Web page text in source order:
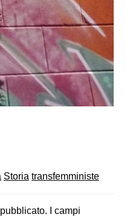
Storia transfemministe
I campi